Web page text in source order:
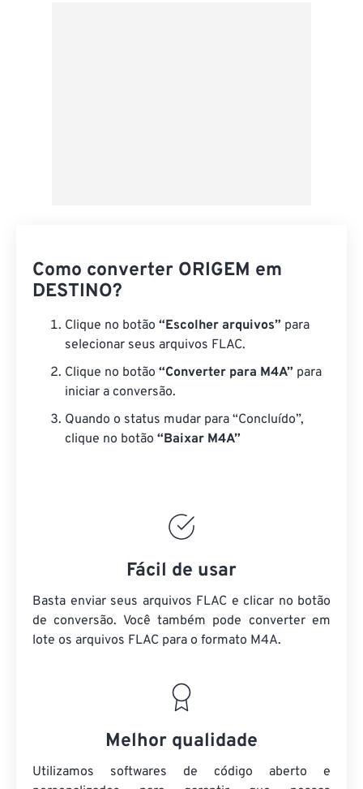
Como converter ORIGEM em
DESTINO?
Clique no botão “Escolher arquivos” para
selecionar seus arquivos FLAC.
Clique no botão “Converter para M4A” para
iniciar a conversão.
Quando o status mudar para “Concluído”,
clique no botão “Baixar M4A”
Fácil de usar
Basta enviar seus arquivos FLAC e clicar no botão
de conversão. Você também pode converter em
lote os arquivos FLAC para o formato M4A.
Melhor qualidade
Utilizamos softwares de código aberto e